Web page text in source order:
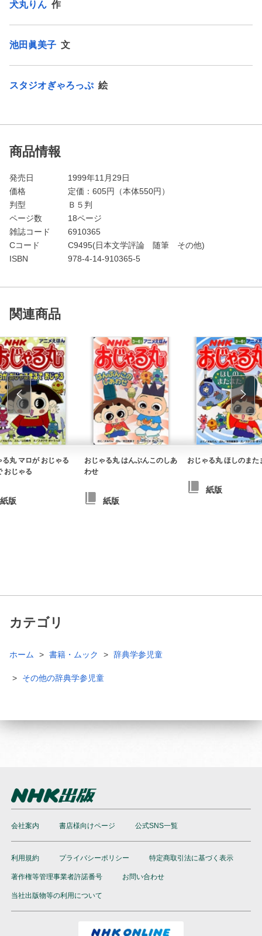
犬丸りん 作
池田眞美子 文
スタジオぎゃろっぷ 絵
商品情報
発売日
1999年11月29日
価格
定価： 605円（本体550円）
判型
Ｂ５判
ページ数
18ページ
雑誌コード
6910365
Cコード
C9495(日本文学評論 随筆 その他)
ISBN
978-4-14-910365-5
関連商品
る丸 マロが おじゃる
おじゃる
紙版
おじゃる丸 はんぶんこのしあ
わせ
紙版
おじゃる丸 ほしのまた
紙版
カテゴリ
ホーム 書籍・ムック 辞典学参児童
その他の辞典学参児童
会社案内 書店様向けページ 公式SNS一覧
利用規約 プライバシーポリシー 特定商取引法に基づく表示
著作権等管理事業者許諾番号 お問い合わせ
当社出版物等の利用について